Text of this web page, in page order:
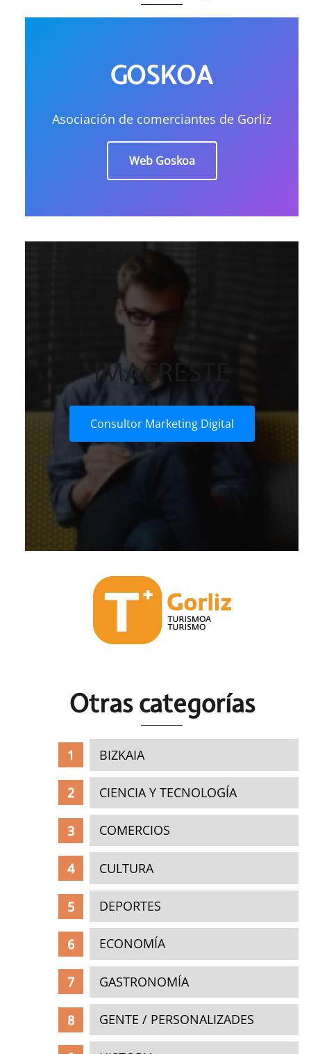
GOSKOA
Asociación de comerciantes de Gorliz
Web Goskoa
IMACRESTE
Consultor Marketing Digital
Otras categorías
BIZKAIA
CIENCIA Y TECNOLOGÍA
COMERCIOS
CULTURA
DEPORTES
ECONOMÍA
GASTRONOMÍA
GENTE / PERSONALIZADES